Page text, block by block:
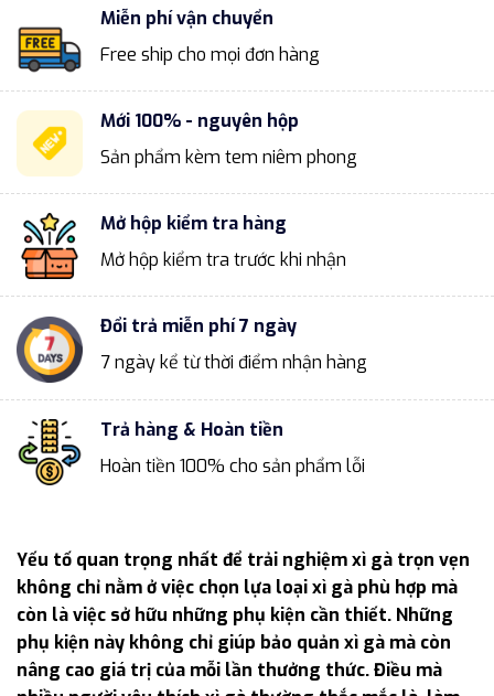
Miễn phí vận chuyển
Free ship cho mọi đơn hàng
Mới 100% - nguyên hộp
Sản phẩm kèm tem niêm phong
Mở hộp kiểm tra hàng
Mở hộp kiểm tra trước khi nhận
Đổi trả miễn phí 7 ngày
7 ngày kể từ thời điểm nhận hàng
Trả hàng & Hoàn tiền
Hoàn tiền 100% cho sản phẩm lỗi
Yếu tố quan trọng nhất để trải nghiệm xì gà trọn vẹn
không chỉ nằm ở việc chọn lựa loại xì gà phù hợp mà
còn là việc sở hữu những phụ kiện cần thiết. Những
phụ kiện này không chỉ giúp bảo quản xì gà mà còn
nâng cao giá trị của mỗi lần thưởng thức. Điều mà